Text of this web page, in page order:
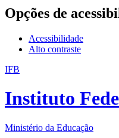
Opções de
Acessibilidade
Alto contraste
IFB
Instituto
Ministério da Educação